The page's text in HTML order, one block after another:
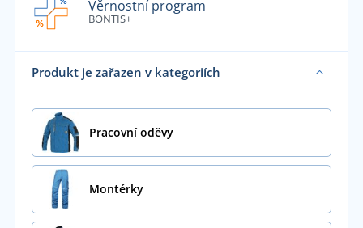
Věrnostní program
BONTIS+
Produkt je zařazen v kategoriích
Pracovní oděvy
Montérky